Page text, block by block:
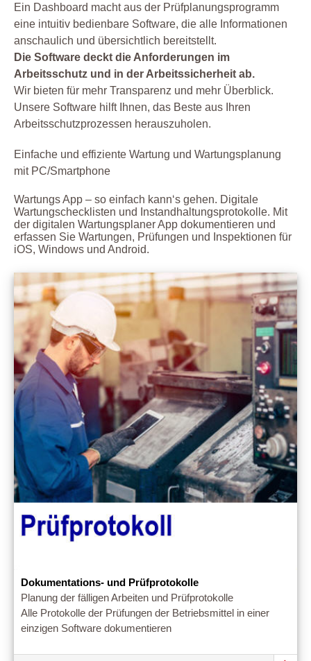
Ein Dashboard macht aus der Prüfplanungsprogramm
eine intuitiv bedienbare Software, die alle Informationen
anschaulich und übersichtlich bereitstellt.
Die Software deckt die Anforderungen im
Arbeitsschutz und in der Arbeitssicherheit ab.
Wir bieten für mehr Transparenz und mehr Überblick.
Unsere Software hilft Ihnen, das Beste aus Ihren
Arbeitsschutzprozessen herauszuholen.
Einfache und effiziente Wartung und Wartungsplanung
mit PC/Smartphone
Wartungs App – so einfach kann‘s gehen. Digitale
Wartungschecklisten und Instandhaltungsprotokolle. Mit
der digitalen Wartungsplaner App dokumentieren und
erfassen Sie Wartungen, Prüfungen und Inspektionen für
iOS, Windows und Android.
Dokumentations- und Prüfprotokolle
Planung der fälligen Arbeiten und Prüfprotokolle
Alle Protokolle der Prüfungen der Betriebsmittel in einer
einzigen Software dokumentieren